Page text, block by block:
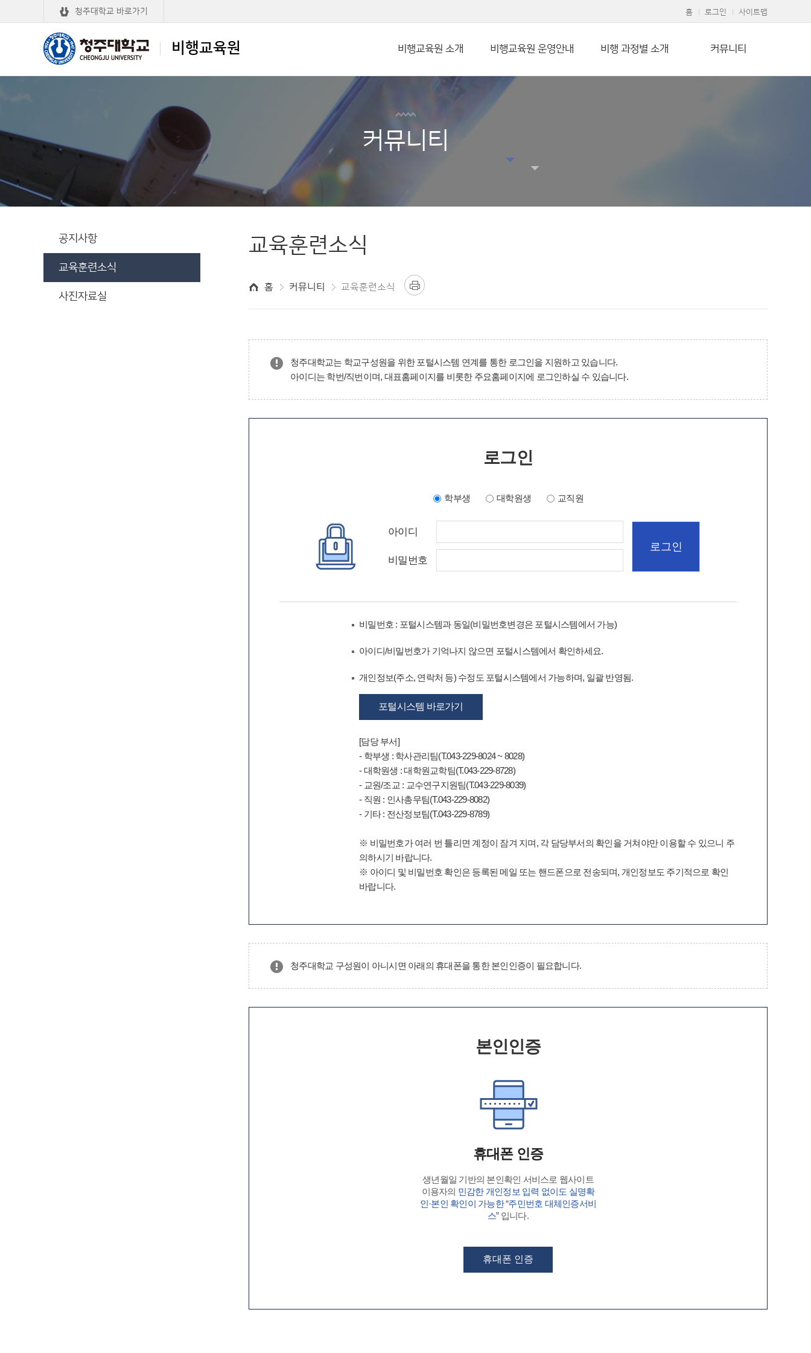
비행교육원
청주대학교 바로가기 홈 로그인 사이트맵
청주대학교
비행교육원
비행교육원 소개 비행교육원 운영안내 비행 과정별 소개 커뮤니티
커뮤니티
공지사항
교육훈련소식
사진자료실
교육훈련소식
홈 커뮤니티 교육훈련소식
청주대학교는 학교구성원을 위한 포털시스템 연계를 통한 로그인을 지원하고 있습니다.
아이디는 학번/직번이며, 대표홈페이지를 비롯한 주요홈페이지에 로그인하실 수 있습니다.
로그인
학부생 대학원생 교직원
아이디
비밀번호
비밀번호 : 포털시스템과 동일(비밀번호변경은 포털시스템에서 가능)
아이디/비밀번호가 기억나지 않으면 포털시스템에서 확인하세요.
개인정보(주소, 연락처 등) 수정도 포털시스템에서 가능하며, 일괄 반영됨.
포털시스템 바로가기
[담당 부서]
- 학부생 : 학사관리팀(T.043-229-8024 ~ 8028)
- 대학원생 : 대학원교학팀(T.043-229-8728)
- 교원/조교 : 교수연구지원팀(T.043-229-8039)
- 직원 : 인사총무팀(T.043-229-8082)
- 기타 : 전산정보팀(T.043-229-8789)
※ 비밀번호가 여러 번 틀리면 계정이 잠겨 지며, 각 담당부서의 확인을 거쳐야만 이용할 수 있으니 주
의하시기 바랍니다.
※ 아이디 및 비밀번호 확인은 등록된 메일 또는 핸드폰으로 전송되며, 개인정보도 주기적으로 확인
바랍니다.
청주대학교 구성원이 아니시면 아래의 휴대폰을 통한 본인인증이 필요합니다.
본인인증
휴대폰 인증
생년월일 기반의 본인확인 서비스로 웹사이트
이용자의 민감한 개인정보 입력 없이도 실명확
인·본인 확인이 가능한 “주민번호 대체인증서비
스”입니다.
휴대폰 인증